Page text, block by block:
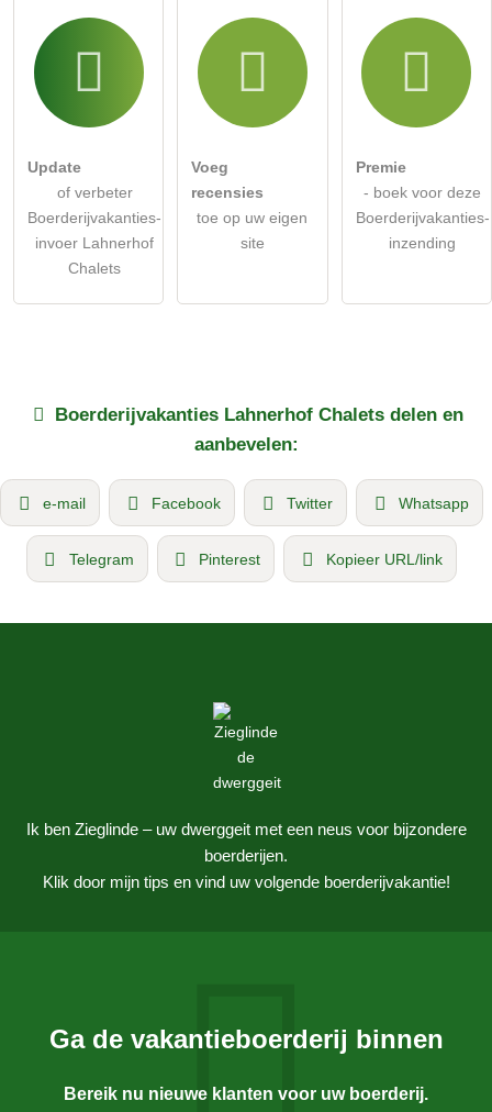
Update
of verbeter
Boerderijvakanties-
invoer Lahnerhof
Chalets
Voeg
recensies
toe op uw eigen
site
Premie
- boek voor deze
Boerderijvakanties-
inzending
Boerderijvakanties Lahnerhof Chaletsdelen en
aanbevelen:
e-mail Facebook Twitter Whatsapp
Telegram Pinterest Kopieer URL/link
Ik ben Zieglinde – uw dwerggeit met een neus voor bijzondere
boerderijen.
Klik door mijn tips en vind uw volgende boerderijvakantie!
Ga de vakantieboerderij binnen
Bereik nu nieuwe klanten voor uw boerderij.